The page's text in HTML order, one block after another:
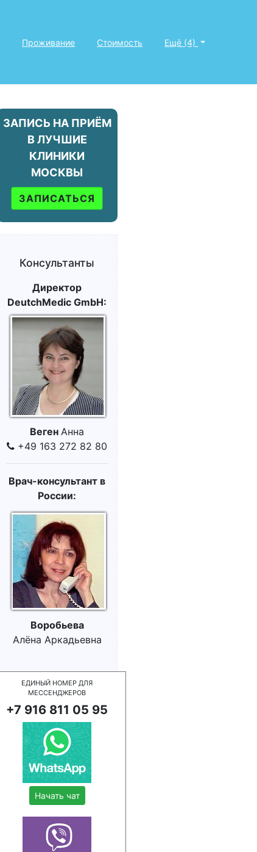
Проживание Стоимость Ещё (4)
ЗАПИСЬ НА ПРИЁМ
В ЛУЧШИЕ
КЛИНИКИ
МОСКВЫ
ЗАПИСАТЬСЯ
Консультанты
Директор
DeutchMedic GmbH:
Веген Анна
+49 163 272 82 80
Врач-консультант в
России:
Воробьева
Алёна Аркадьевна
ЕДИНЫЙ НОМЕР ДЛЯ
МЕССЕНДЖЕРОВ
+7 916 811 05 95
Начать чат